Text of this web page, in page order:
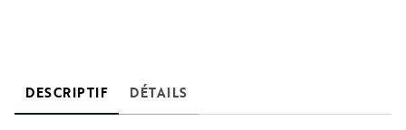
DESCRIPTIF DÉTAILS